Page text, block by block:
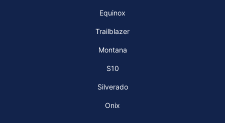
Equinox
Trailblazer
Montana
S10
Silverado
Onix